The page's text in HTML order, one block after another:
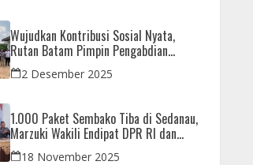
Wujudkan Kontribusi Sosial Nyata,
Rutan Batam Pimpin Pengabdian
Imipas untuk Negeri di Masjid
Syahrom Ba’dawi
2 Desember 2025
1.000 Paket Sembako Tiba di Sedanau,
Marzuki Wakili Endipat DPR RI dan
Iman Sutiawan Kawal Reses di Natuna
18 November 2025